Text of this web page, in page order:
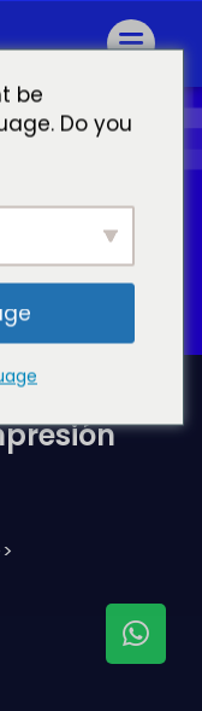
camino
Master!
be
Do you